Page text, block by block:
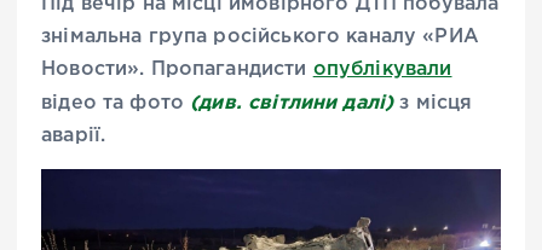
Під вечір на місці ймовірного ДТП побувала
знімальна група російського каналу «РИА
Новости». Пропагандисти опублікували
відео та фото (див. світлини далі)з місця
аварії.